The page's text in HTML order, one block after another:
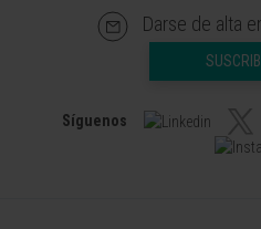
Darse de alta
Síguenos